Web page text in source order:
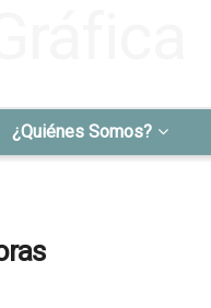
¿Quiénes Somos?